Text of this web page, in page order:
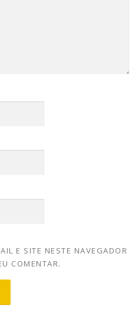
E SITE NESTE NAVEGADOR
COMENTAR.